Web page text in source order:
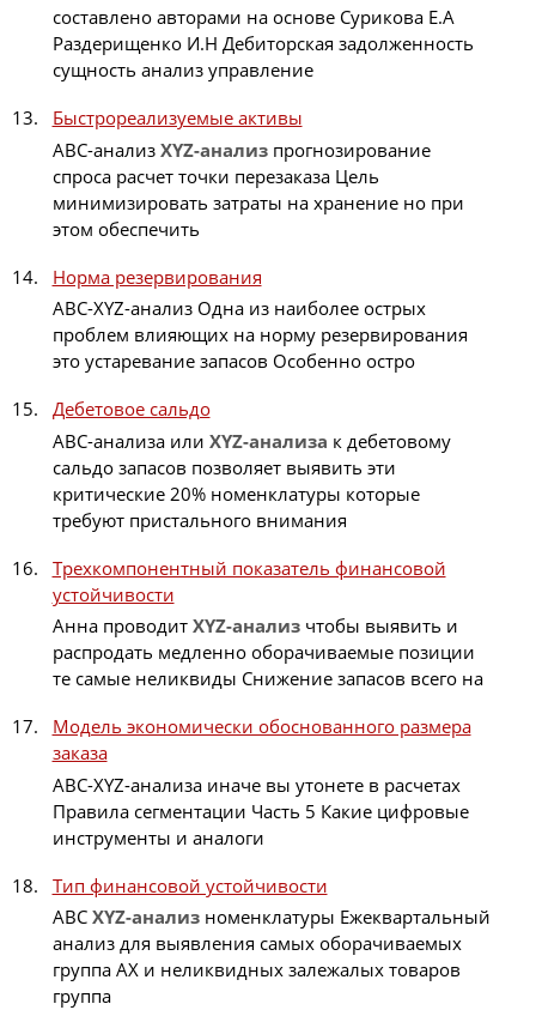
составлено авторами на основе Сурикова Е.А
Раздерищенко И.Н Дебиторская задолженность
сущность анализ управление
Быстрореализуемые активы
АВС-анализ XYZ-анализпрогнозирование
спроса расчет точки перезаказа Цель
минимизировать затраты на хранение но при
этом обеспечить
Норма резервирования
ABC-XYZ-анализ Одна из наиболее острых
проблем влияющих на норму резервирования
это устаревание запасов Особенно остро
Дебетовое сальдо
ABC-анализа или XYZ-анализа к дебетовому
сальдо запасов позволяет выявить эти
критические 20% номенклатуры которые
требуют пристального внимания
Трехкомпонентный показатель финансовой
устойчивости
Анна проводит XYZ-анализчтобы выявить и
распродать медленно оборачиваемые позиции
те самые неликвиды Снижение запасов всего на
Модель экономически обоснованного размера
заказа
ABC-XYZ-анализа иначе вы утонете в расчетах
Правила сегментации Часть 5 Какие цифровые
инструменты и аналоги
Тип финансовой устойчивости
ABC XYZ-анализноменклатуры Ежеквартальный
анализ для выявления самых оборачиваемых
группа АX и неликвидных залежалых товаров
группа